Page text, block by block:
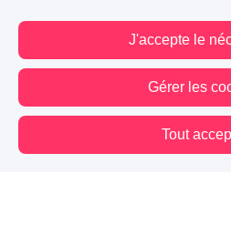
Flora Armonie -
Sinon c’était trop
0 J'aime
J'accepte le
Gérer les
Tout